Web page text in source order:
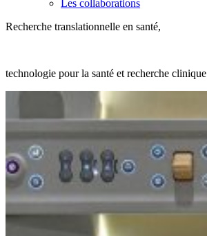
Les collaborations
Recherche translationnelle en santé,
technologie pour la santé et recherche clinique